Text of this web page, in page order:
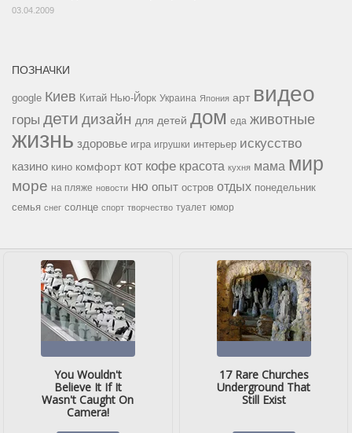
03.04.2009
ПОЗНАЧКИ
google Киев Китай Нью-Йорк Украина Япония арт видео
горы дети дизайн для детей дом еда животные
жизнь здоровье игра игрушки интерьер искусство
казино кино комфорт кот кофе красота кухня мама мир
море на пляже новости ню опыт остров отдых понедельник
семья снег солнце спорт творчество туалет юмор